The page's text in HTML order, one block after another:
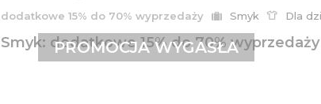
dodatkowe 15% do 70% wyprzedaży Smyk Dla
Smyk: dodatkowe 15% do 70%
PROMOCJA WYGASŁA